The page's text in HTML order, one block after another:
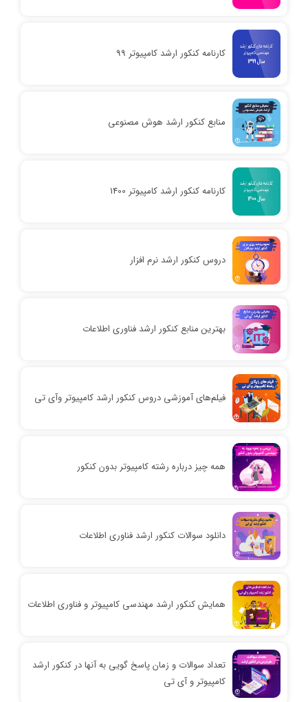
کارنامه کنکور ارشد کامپیوتر 99
منابع کنکور ارشد هوش مصنوعی
کارنامه کنکور ارشد کامپیوتر 1400
دروس کنکور ارشد نرم افزار
بهترین منابع کنکور ارشد فناوری اطلاعات
فیلم‌های آموزشی دروس کنکور ارشد کامپیوتر وآی تی
همه چیز درباره رشته کامپیوتر بدون کنکور
دانلود سوالات کنکور ارشد فناوری اطلاعات
همایش کنکور ارشد مهندسی کامپیوتر و فناوری اطلاعات
تعداد سوالات و زمان پاسخ گویی به آنها در کنکور ارشد
کامپیوتر و آی تی